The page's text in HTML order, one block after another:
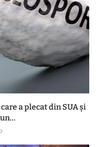
a plecat din SUA și